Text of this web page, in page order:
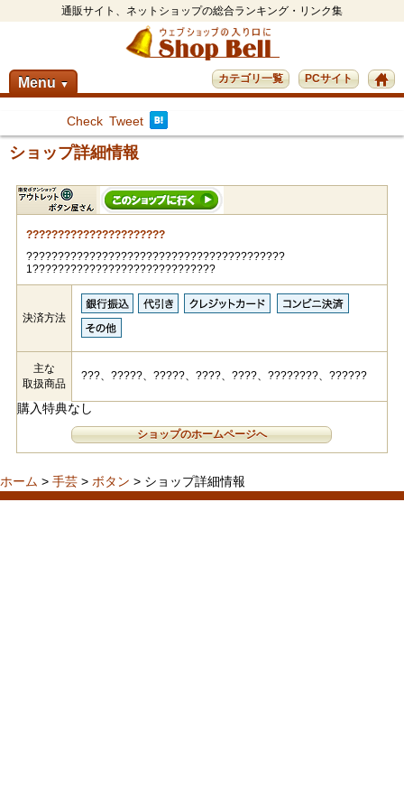
通販サイト、ネットショップの総合ランキング・リンク集
Menu ▼ PCサイト
カテゴリ一覧
Check Tweet
ショップ詳細情報
??????????????????????
?????????????????????????????????????????
1?????????????????????????????
決済方法
主な
取扱商品
???、?????、?????、????、????、????????、??????
購入特典なし
ショップのホームページへ
ホーム > 手芸 > ボタン > ショップ詳細情報